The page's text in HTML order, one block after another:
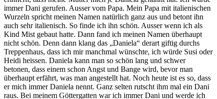
immer Dani gerufen. Ausser vom Papa. Mein Papa mit italienischen
Wurzeln spricht meinen Namen natürlich ganz aus und betont ihn
auch sehr italienisch. So finde ich ihn schön. Ausser wenn ich als
Kind Mist gebaut hatte. Dann fand ich meinen Namen überhaupt
nicht schön. Denn dann klang das „Daniela“ derart giftig durchs
Treppenhaus, dass ich mir manchmal wünschte, ich würde Susi oder
Heidi heissen. Daniela kann man so schön lang und schwer
betonen, dass einem schon Angst und Bange wird, bevor man
überhaupt erfährt, was man angestellt hat. Noch heute ist es so, dass
er mich immer Daniela nennt. Ganz selten rutscht ihm mal ein Dani
raus. Bei meinem Göttergatten war ich immer Dani und werde ich